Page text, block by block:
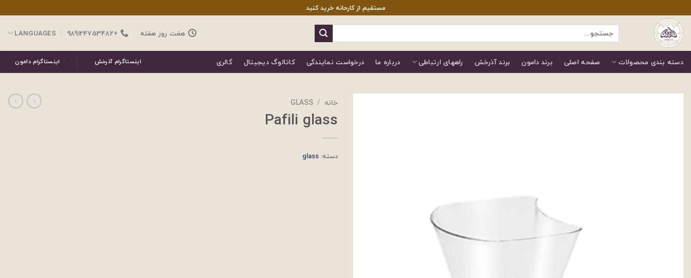
از
محتوا
مستقیم از کارحانه خرید کنید
جستجو
برای:
هفت روز هفته +989124753482
LANGUAGES
دسته بندی محصولات صفحه اصلی برند دامون برند آذرخش راههای ارتباطی درباره ما درخواست نمایندگی کاتالوگ دیجیتال گالری اینستاگرام آذرخش اینستاگرام دامون
خانه /
GLASS
Pafili glass
دسته: glass